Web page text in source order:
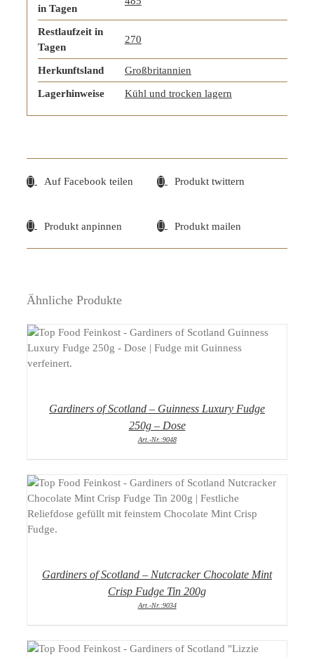
in Tagen
Restlaufzeit in
Tagen
270
Herkunftsland Großbritannien
Lagerhinweise Kühl und trocken lagern
Auf Facebook teilen Produkt twittern
Produkt anpinnen Produkt mailen
Ähnliche Produkte
DETAILS
Gardiners of Scotland – Guinness Luxury Fudge
250g – Dose
Art.-Nr.:9048
DETAILS
Gardiners of Scotland – Nutcracker Chocolate Mint
Crisp Fudge Tin 200g
Art.-Nr.:9034